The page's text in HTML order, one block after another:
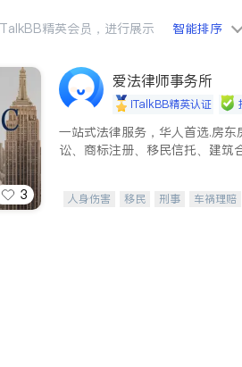
精英会员，进行展示 智能排序
3
爱法律师事务所
iTalkBB精英认证
一站式法律服务，华人首选.房
讼、商标注册、移民信托、建筑
人身伤害 移民 刑事 车祸理赔